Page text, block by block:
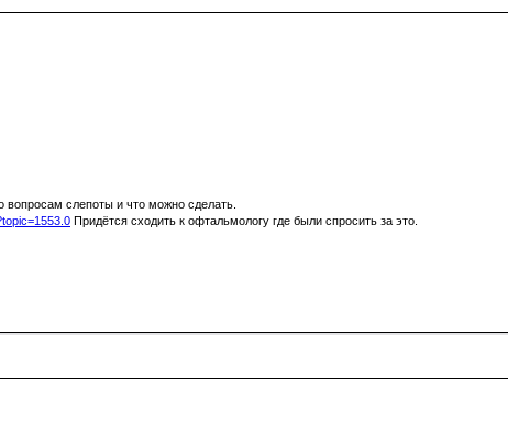
вопросам слепоты и что можно сделать.
Придётся сходить к офтальмологу где были спросить за это.